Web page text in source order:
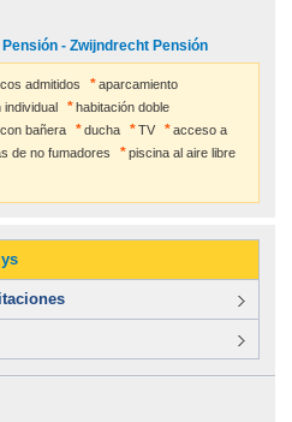
- Zwijndrecht Pensión
admitidos
aparcamiento
individual
habitación doble
bañera ducha TV
acceso a
de no fumadores
piscina al aire libre